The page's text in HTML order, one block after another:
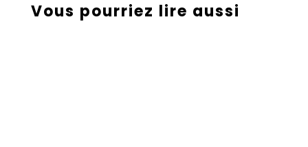
Vous pourriez lire aussi